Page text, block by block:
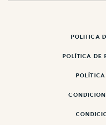
POLÍTICA
POLÍTICA DE